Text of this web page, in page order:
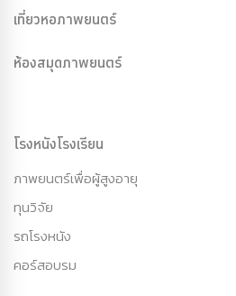
เที่ยวหอภาพยนตร์
ห้องสมุดภาพยนตร์
โรงหนังโรงเรียน
ภาพยนตร์เพื่อผู้สูงอายุ
ทุนวิจัย
รถโรงหนัง
คอร์สอบรม